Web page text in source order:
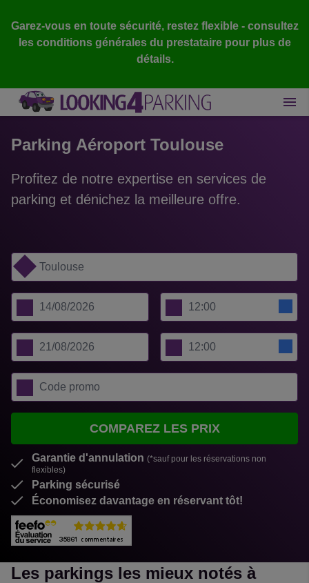
Garez-vous en toute sécurité, restez flexible - consultez
les conditions générales du prestataire pour plus de
détails.
Parking Aéroport Toulouse
Profitez de notre expertise en services de
parking et dénichez la meilleure offre.
COMPAREZ LES PRIX
Garantie d'annulation (*sauf pour les réservations non
flexibles)
Parking sécurisé
Économisez davantage en réservant tôt!
Les parkings les mieux notés à